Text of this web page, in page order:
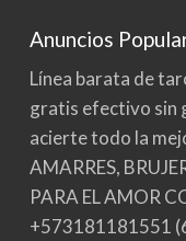
Anuncios
Línea barata de
gratis efectivo sin
acierte todo la
AMARRES,
PARA EL AMOR
+573181181551